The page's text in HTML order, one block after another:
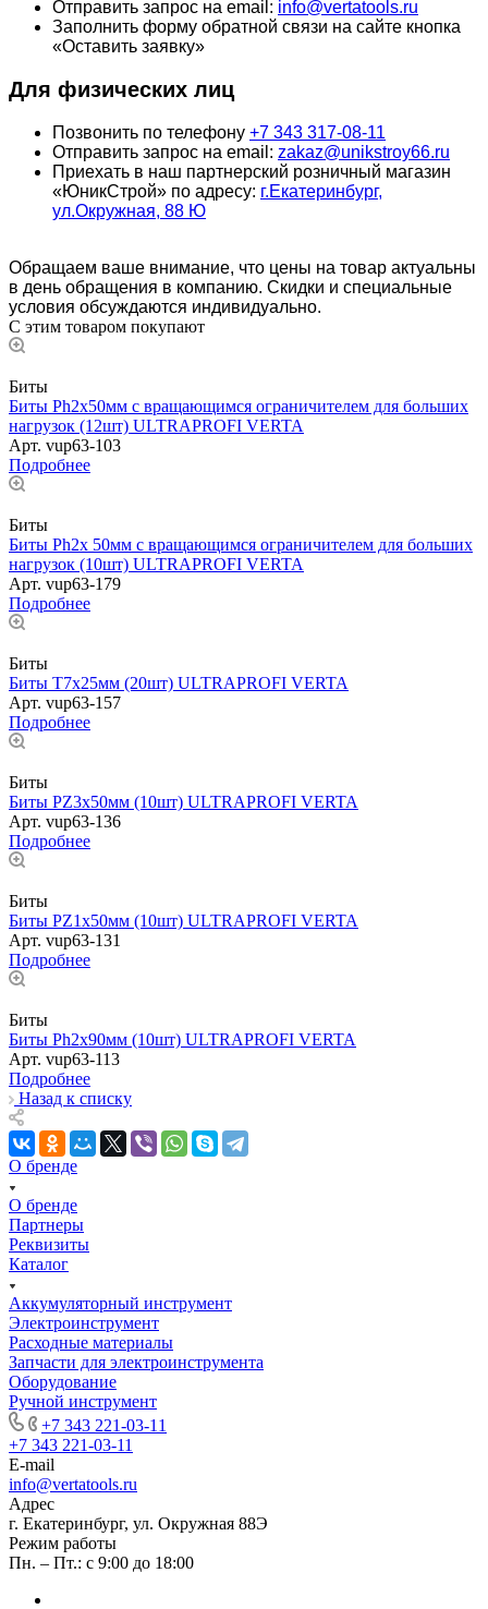
Отправить запрос на email: info@vertatools.ru
Заполнить форму обратной связи на сайте кнопка
«Оставить заявку»
Для физических лиц
Позвонить по телефону +7 343 317-08-11
Отправить запрос на email: zakaz@unikstroy66.ru
Приехать в наш партнерский розничный магазин
«ЮникСтрой» по адресу: г.Екатеринбург,
ул.Окружная, 88 Ю
Обращаем ваше внимание, что цены на товар актуальны
в день обращения в компанию. Скидки и специальные
условия обсуждаются индивидуально.
С этим товаром покупают
Биты
Биты Ph2х50мм с вращающимся ограничителем для больших
нагрузок (12шт) ULTRAPROFI VERTA
Арт. vup63-103
Подробнее
Биты
Биты Ph2х 50мм с вращающимся ограничителем для больших
нагрузок (10шт) ULTRAPROFI VERTA
Арт. vup63-179
Подробнее
Биты
Биты T7х25мм (20шт) ULTRAPROFI VERTA
Арт. vup63-157
Подробнее
Биты
Биты PZ3х50мм (10шт) ULTRAPROFI VERTA
Арт. vup63-136
Подробнее
Биты
Биты PZ1х50мм (10шт) ULTRAPROFI VERTA
Арт. vup63-131
Подробнее
Биты
Биты Ph2х90мм (10шт) ULTRAPROFI VERTA
Арт. vup63-113
Подробнее
Назад к списку
О бренде
О бренде
Партнеры
Реквизиты
Каталог
Аккумуляторный инструмент
Электроинструмент
Расходные материалы
Запчасти для электроинструмента
Оборудование
Ручной инструмент
+7 343 221-03-11
+7 343 221-03-11
E-mail
info@vertatools.ru
Адрес
г. Екатеринбург, ул. Окружная 88Э
Режим работы
Пн. – Пт.: с 9:00 до 18:00